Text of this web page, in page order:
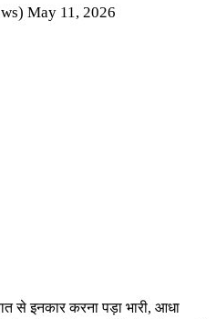
May 11, 2026
से इनकार करना पड़ा भारी, आधा